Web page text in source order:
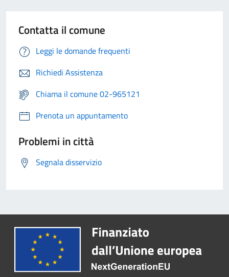
Contatta il comune
Leggi le domande frequenti
Richiedi Assistenza
Chiama il comune 02-965121
Prenota un appuntamento
Problemi in città
Segnala disservizio